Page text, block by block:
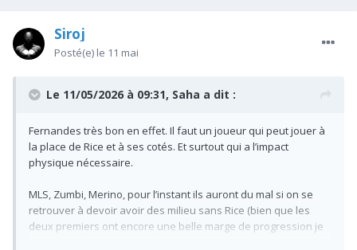
Siroj
Posté(e) le 11 mai
Le 11/05/2026 à 09:31, Saha a dit :
Fernandes très bon en effet. Il faut un joueur qui peut jouer à
la place de Rice et à ses cotés. Et surtout qui a l’impact
physique nécessaire.
MLS, Zumbi, Merino, pour l’instant ils auront du mal si on se
retrouver à devoir avoir des milieu sans Rice (bien que les
deux premiers ont encore une belle marge de progression je